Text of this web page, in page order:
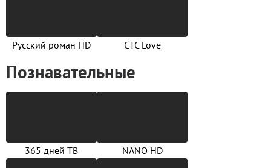
Русский роман HD СТС Love
Познавательные
365 дней ТВ NANO HD